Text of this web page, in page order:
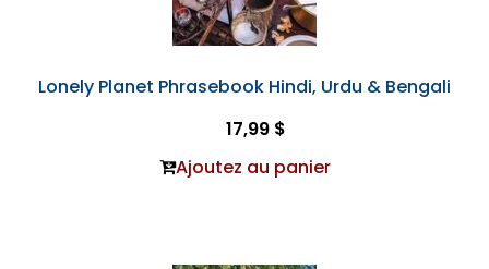
Lonely Planet Phrasebook Hindi, Urdu & Bengali
17,99 $
Ajoutez au panier